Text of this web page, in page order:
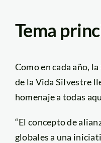
Tema
Como en cada año,
de la Vida Silvestre
homenaje a todas
“El concepto de
globales a una